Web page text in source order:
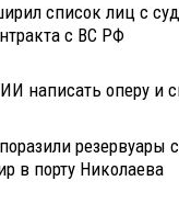
список лиц с
с ВС РФ
написать оперу и
резервуары
в порту Николаева